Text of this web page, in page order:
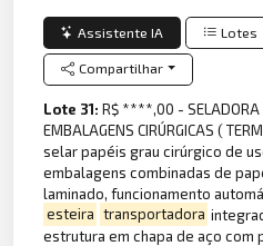
Assistente IA Lotes
Compartilhar
Lote 31:R$ ****,00 - SELADORA
EMBALAGENS CIRÚRGICAS (
selar papéis grau cirúrgico de
embalagens combinadas de
laminado, funcionamento
esteira transportadora
estrutura em chapa de aço com